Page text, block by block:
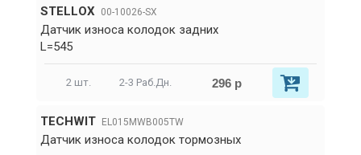
STELLOX 00-10026-SX
Датчик износа колодок задних
L=545
2 шт. 2-3 Раб.Дн. 296 р
TECHWIT EL015MWB005TW
Датчик износа колодок тормозных